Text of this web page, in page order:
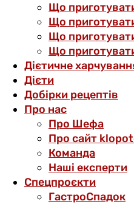
Що
Що
Що
Що
Дієтичне
Дієти
Добірки рецептів
Про нас
Про Шефа
Про сайт
Команда
Наші експерти
Спецпроєкти
ГастроСпадок